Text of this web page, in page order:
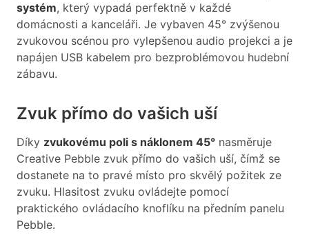
systém, který vypadá perfektně v každé
domácnosti a kanceláři. Je vybaven 45° zvýšenou
zvukovou scénou pro vylepšenou audio projekci a je
napájen USB kabelem pro bezproblémovou hudební
zábavu.
Zvuk přímo do vašich uší
Díky zvukovému poli s náklonem 45° nasměruje
Creative Pebble zvuk přímo do vašich uší, čímž se
dostanete na to pravé místo pro skvělý požitek ze
zvuku. Hlasitost zvuku ovládejte pomocí
praktického ovládacího knoflíku na předním panelu
Pebble.